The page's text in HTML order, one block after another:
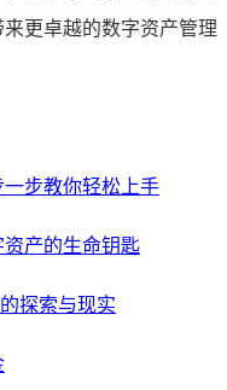
更卓越的数字资产管理
一步教你轻松上手
资产的生命钥匙
探索与现实